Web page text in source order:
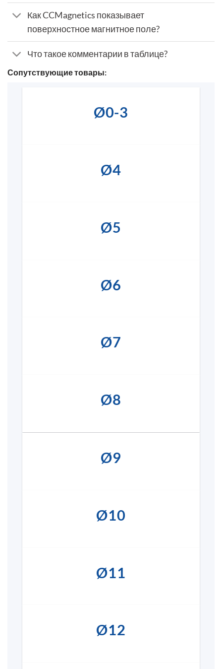
Как CCMagnetics показывает
поверхностное магнитное поле?
Что такое комментарии в таблице?
Сопутствующие товары:
Ø0-3
Ø4
Ø5
Ø6
Ø7
Ø8
Ø9
Ø10
Ø11
Ø12